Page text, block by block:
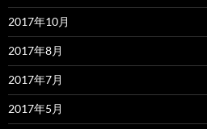
2017年10月
2017年8月
2017年7月
2017年5月